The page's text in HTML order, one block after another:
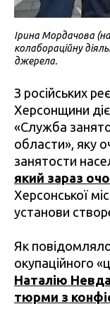
Ірина Мордачова
колабораційну
джерела.
З російських
Херсонщини діє
«Служба
области», яку
занятости
який зараз
Херсонської
установи
Як
окупаційного
Наталію
тюрми з